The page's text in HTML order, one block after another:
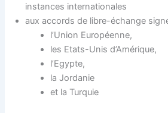
instances internationales
aux accords de libre-échange
l’Union Européenne,
les Etats-Unis d’Amérique,
l’Egypte,
la Jordanie
et la Turquie